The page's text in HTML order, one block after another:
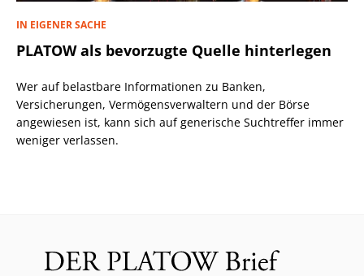
IN EIGENER SACHE
PLATOW als bevorzugte Quelle hinterlegen
Wer auf belastbare Informationen zu Banken,
Versicherungen, Vermögensverwaltern und der Börse
angewiesen ist, kann sich auf generische Suchtreffer immer
weniger verlassen.